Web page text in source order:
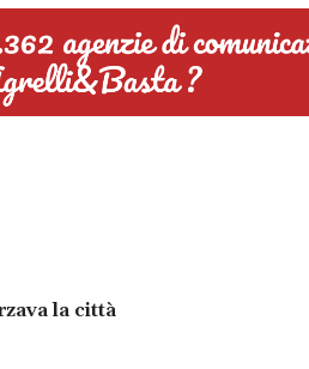
la città